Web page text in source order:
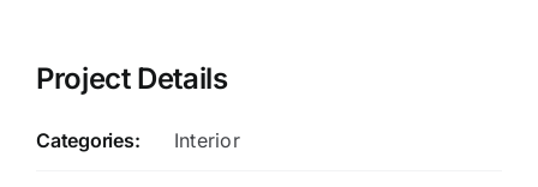
Project Details
Categories: Interior